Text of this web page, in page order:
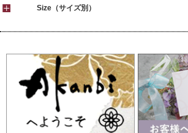
Size（サイズ別）